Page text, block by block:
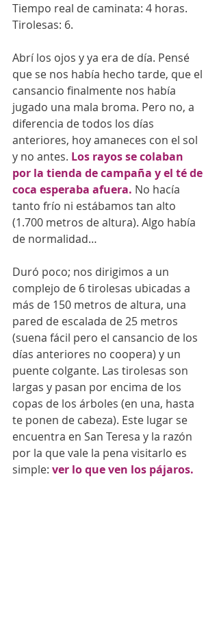
Tiempo real de caminata: 4 horas.
Tirolesas: 6.
Abrí los ojos y ya era de día. Pensé
que se nos había hecho tarde, que el
cansancio finalmente nos había
jugado una mala broma. Pero no, a
diferencia de todos los días
anteriores, hoy amaneces con el sol
y no antes. Los rayos se colaban
por la tienda de campaña y el té de
coca esperaba afuera. No hacía
tanto frío ni estábamos tan alto
(1.700 metros de altura). Algo había
de normalidad…
Duró poco; nos dirigimos a un
complejo de 6 tirolesas ubicadas a
más de 150 metros de altura, una
pared de escalada de 25 metros
(suena fácil pero el cansancio de los
días anteriores no coopera) y un
puente colgante. Las tirolesas son
largas y pasan por encima de los
copas de los árboles (en una, hasta
te ponen de cabeza). Este lugar se
encuentra en San Teresa y la razón
por la que vale la pena visitarlo es
simple: ver lo que ven los pájaros.